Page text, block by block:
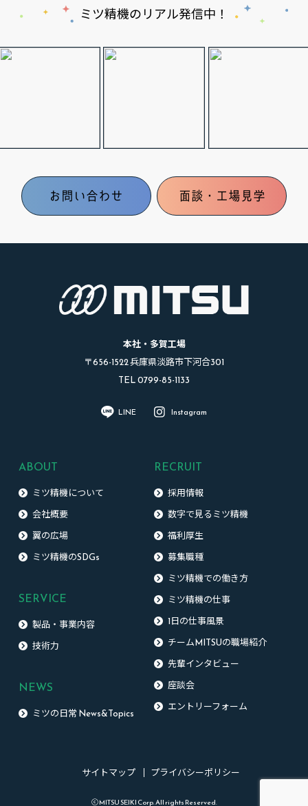
ミツ精機のリアル発信中！
お問い合わせ 面談・工場見学
本社・多賀工場
〒656-1522 兵庫県淡路市下河合301
TEL 0799-85-1133
LINE Instagram
ABOUT
ミツ精機について
会社概要
翼の広場
ミツ精機のSDGs
SERVICE
製品・事業内容
技術力
NEWS
ミツの日常 News&Topics
RECRUIT
採用情報
数字で見るミツ精機
福利厚生
募集職種
ミツ精機での働き方
ミツ精機の仕事
1日の仕事風景
チームMITSUの職場紹介
先輩インタビュー
座談会
エントリーフォーム
サイトマップ プライバシーポリシー
ⓒ MITSU SEIKI Corp. All rights Reserved.